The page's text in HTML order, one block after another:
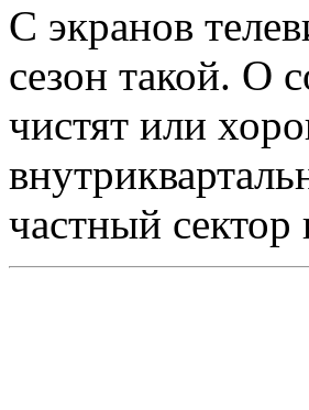
С экранов
сезон такой. О
чистят или
частный